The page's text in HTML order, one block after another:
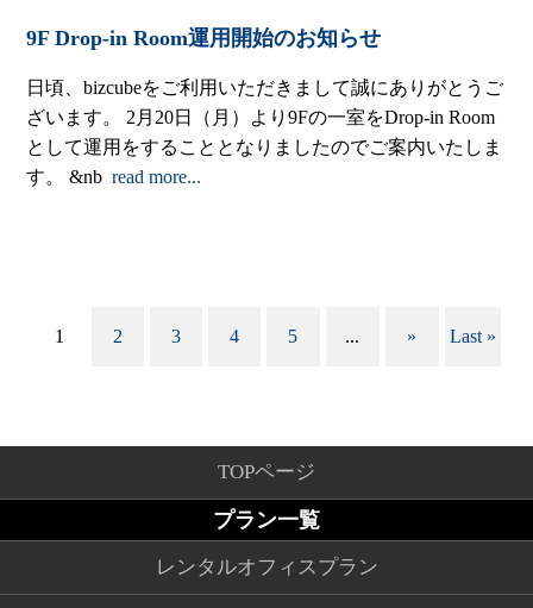
9F Drop-in Room運用開始のお知らせ
日頃、bizcubeをご利用いただきまして誠にありがとうご
ざいます。 2月20日（月）より9Fの一室をDrop-in Room
として運用をすることとなりましたのでご案内いたしま
す。 &nbread more...
1 2 3 4 5 ... » Last »
TOPページ
プラン一覧
レンタルオフィスプラン